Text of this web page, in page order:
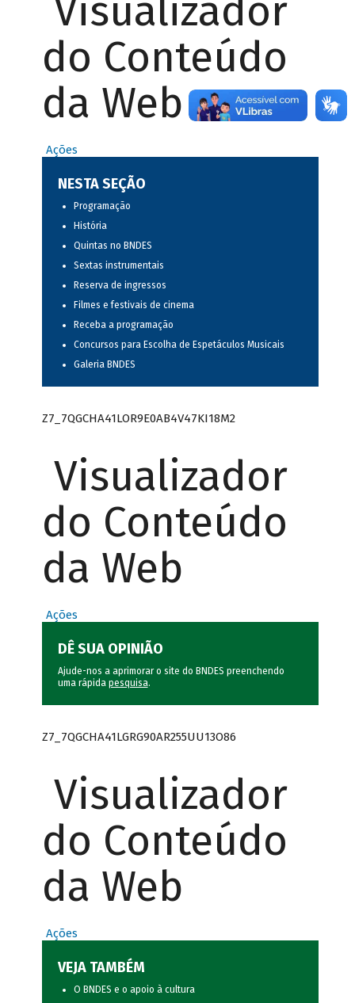
Visualizador
do Conteúdo
da Web
Ações
NESTA SEÇÃO
Programação
História
Quintas no BNDES
Sextas instrumentais
Reserva de ingressos
Filmes e festivais de cinema
Receba a programação
Concursos para Escolha de Espetáculos Musicais
Galeria BNDES
Z7_7QGCHA41LOR9E0AB4V47KI18M2
Visualizador
do Conteúdo
da Web
Ações
DÊ SUA OPINIÃO
Ajude-nos a aprimorar o site do BNDES preenchendo
uma rápida pesquisa.
Z7_7QGCHA41LGRG90AR255UU13O86
Visualizador
do Conteúdo
da Web
Ações
VEJA TAMBÉM
O BNDES e o apoio à cultura